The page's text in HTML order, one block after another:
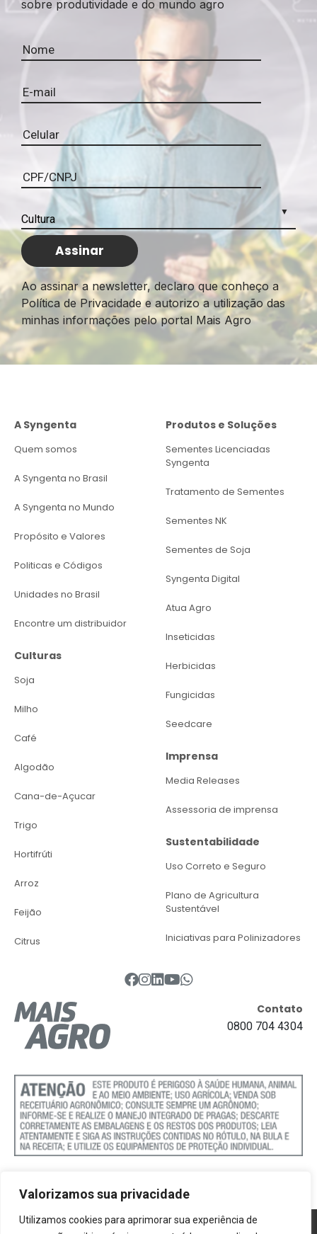
Valorizamos sua privacidade
Utilizamos cookies para aprimorar sua experiência de
sobre produtividade e do mundo agro
Ao assinar a newsletter, declaro que conheço a
Política de Privacidade e autorizo a utilização das
minhas informações pelo portal Mais Agro
A Syngenta
Quem somos
A Syngenta no Brasil
A Syngenta no Mundo
Propósito e Valores
Politicas e Códigos
Unidades no Brasil
Encontre um distribuidor
Culturas
Soja
Milho
Café
Algodão
Cana-de-Açucar
Trigo
Hortifrúti
Arroz
Feijão
Citrus
Produtos e Soluções
Sementes Licenciadas
Syngenta
Tratamento de Sementes
Sementes NK
Sementes de Soja
Syngenta Digital
Atua Agro
Inseticidas
Herbicidas
Fungicidas
Seedcare
Imprensa
Media Releases
Assessoria de imprensa
Sustentabilidade
Uso Correto e Seguro
Plano de Agricultura
Sustentável
Iniciativas para Polinizadores
Contato
0800 704 4304